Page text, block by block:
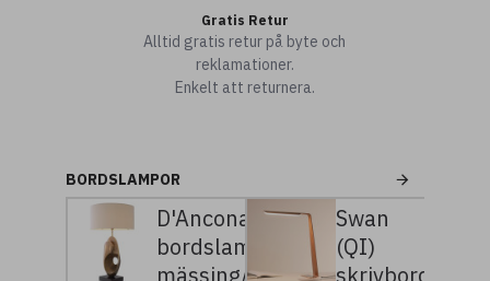
Gratis Retur
Alltid gratis retur på byte och
reklamationer.
Enkelt att returnera.
BORDSLAMPOR
D'Ancona
bordslampa
mässing/vit
Swan
(QI)